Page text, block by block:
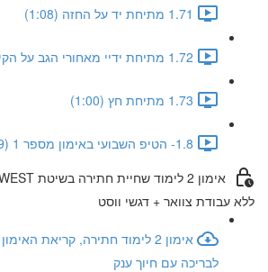
1.71 מתיחת יד על החזה (1:08)
1.72 מתיחת ידיי מאחורי הגב על הקיר (1:25)
1.73 מתיחת חץ (1:00)
1.8- הטיפ השבועי באימון מספר 1 (0:29)
ללא עבודת צוואר + דגשי ווסט
אימון 2 לימוד חתירה, קריאת
לבריכה עם חיוך ענק